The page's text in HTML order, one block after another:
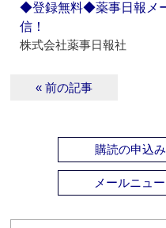
◆登録無料◆薬事日報メ
信！
株式会社薬事日報社
« 前の記事
購読の申込
メールニュ